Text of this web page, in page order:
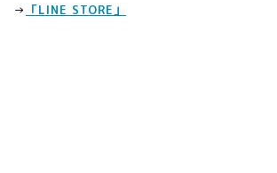
→ 「LINE STORE」